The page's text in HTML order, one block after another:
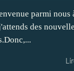
parmi
des